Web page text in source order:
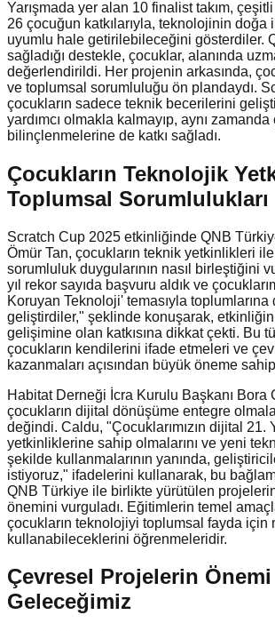
Yarışmada yer alan 10 finalist takım,
26 çocuğun katkılarıyla, teknolojinin doğa
uyumlu hale getirilebileceğini gösterdiler.
sağladığı destekle, çocuklar, alanında
değerlendirildi. Her projenin arkasında,
ve toplumsal sorumluluğu ön plandaydı.
çocukların sadece teknik becerilerini
yardımcı olmakla kalmayıp, aynı
bilinçlenmelerine de katkı sağladı.
Çocukların Teknolojik
Toplumsal Sorumlulukları
Scratch Cup 2025 etkinliğinde QNB
Ömür Tan, çocukların teknik yetkinlikleri
sorumluluk duygularının nasıl birleştiğini
yıl rekor sayıda başvuru aldık ve
Koruyan Teknoloji' temasıyla toplumlarına
geliştirdiler," şeklinde konuşarak,
gelişimine olan katkısına dikkat çekti. Bu
çocukların kendilerini ifade etmeleri ve
kazanmaları açısından büyük öneme
Habitat Derneği İcra Kurulu Başkanı Bora
çocukların dijital dönüşüme entegre
değindi. Caldu, "Çocuklarımızın dijital 21.
yetkinliklerine sahip olmalarını ve yeni
şekilde kullanmalarının yanında,
istiyoruz," ifadelerini kullanarak, bu
QNB Türkiye ile birlikte yürütülen
önemini vurguladı. Eğitimlerin temel
çocukların teknolojiyi toplumsal fayda için
kullanabileceklerini öğrenmeleridir.
Çevresel Projelerin
Geleceğimiz